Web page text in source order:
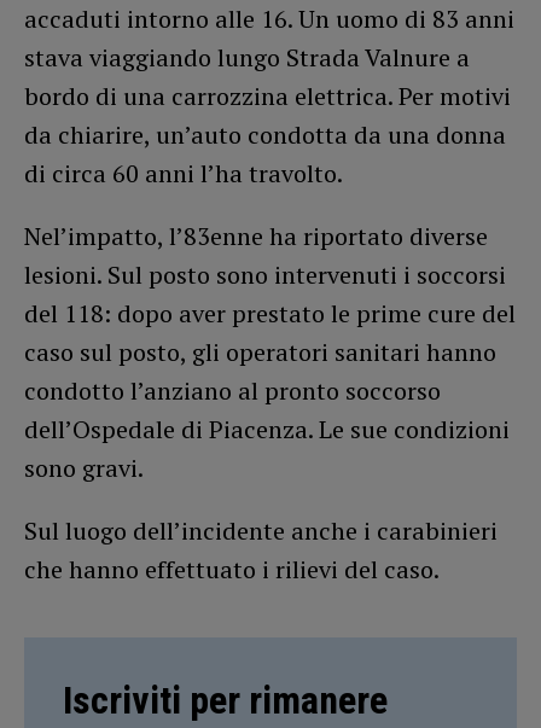
accaduti intorno alle 16. Un uomo di 83 anni
stava viaggiando lungo Strada Valnure a
bordo di una carrozzina elettrica. Per motivi
da chiarire, un’auto condotta da una donna
di circa 60 anni l’ha travolto.
Nel’impatto, l’83enne ha riportato diverse
lesioni. Sul posto sono intervenuti i soccorsi
del 118: dopo aver prestato le prime cure del
caso sul posto, gli operatori sanitari hanno
condotto l’anziano al pronto soccorso
dell’Ospedale di Piacenza. Le sue condizioni
sono gravi.
Sul luogo dell’incidente anche i carabinieri
che hanno effettuato i rilievi del caso.
Iscriviti per rimanere